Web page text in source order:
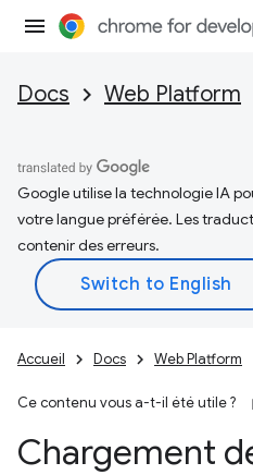
Docs Web Platform
Google utilise la technologie IA
votre langue préférée. Les
contenir des erreurs.
Accueil Docs Web Platform
Ce contenu vous a-t-il été utile ?
Chargement